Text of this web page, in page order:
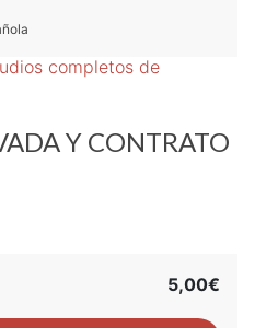
completos de
Y CONTRATO
5,00€